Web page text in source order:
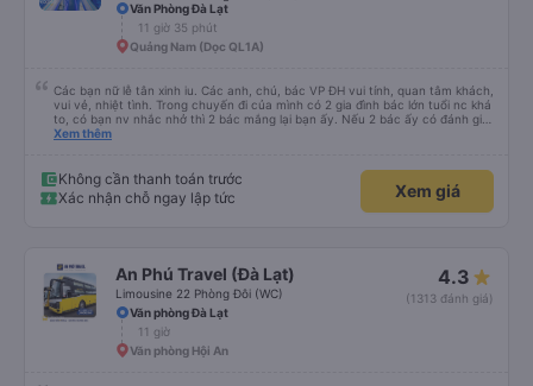
Văn Phòng Đà Lạt
11 giờ 35 phút
Quảng Nam (Dọc QL1A)
Các bạn nữ lễ tân xinh iu. Các anh, chú, bác VP ĐH vui tính, quan tâm khách,
vui vẻ, nhiệt tình. Trong chuyến đi của mình có 2 gia đình bác lớn tuổi nc khá
to, có bạn nv nhắc nhở thì 2 bác mắng lại bạn ấy. Nếu 2 bác ấy có đánh giá
xấu thì mình ngược lại nha. Bạn ấy nhắc nhở rất đúng. 2 bác nói rất to. To
bạn ấy nha. Nếu bạn ấy bị trừ thì bảo bạn ấy liên hệ sđt của mình, mình hỗ
trợ ạ. Số mình đuôi 666, chuyến ĐH-NT ngày 16/1. À các bạn nữ lễ tân xinh
iu còn đổi cho mình phòng đơn sang đôi xong còn note là (một mình) yêu
Xem thêm
Không cần thanh toán trước
Xác nhận chỗ ngay lập tức
Xem giá
An Phú Travel (Đà Lạt)
Limousine 22 Phòng Đôi (WC)
4.3
(1313 đánh giá)
Văn phòng Đà Lạt
11 giờ
Văn phòng Hội An